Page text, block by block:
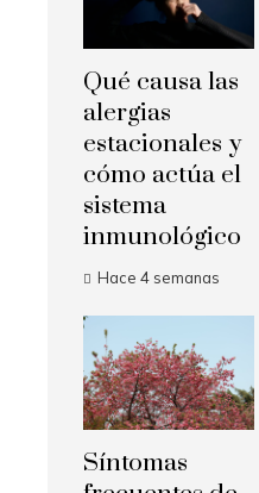
Qué causa las
alergias
estacionales y
cómo actúa el
sistema
inmunológico
Hace 4 semanas
Síntomas